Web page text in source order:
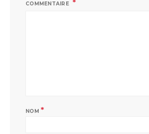
COMMENTAIRE
NOM *